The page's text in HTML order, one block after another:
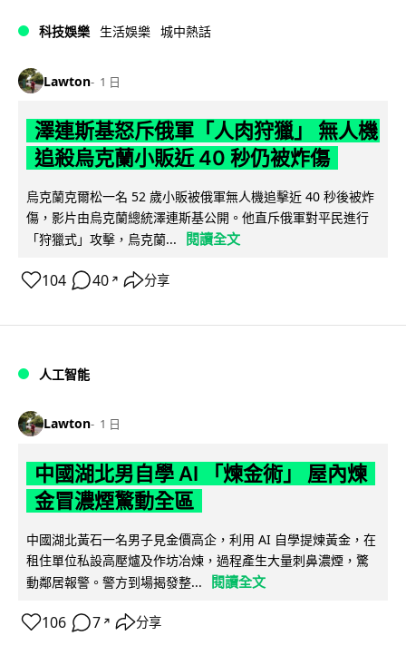
科技娛樂 生活娛樂 城中熱話
Lawton 1 日
澤連斯基怒斥俄軍「人肉狩獵」 無人機
追殺烏克蘭小販近 40 秒仍被炸傷
烏克蘭克爾松一名 52 歲小販被俄軍無人機追擊近 40 秒後被炸
傷，影片由烏克蘭總統澤連斯基公開。他直斥俄軍對平民進行
「狩獵式」攻擊，烏克蘭...
閱讀全文
104 40 ↗ 分享
人工智能
Lawton 1 日
中國湖北男自學 AI 「煉金術」 屋內煉
金冒濃煙驚動全區
中國湖北黃石一名男子見金價高企，利用 AI 自學提煉黃金，在
租住單位私設高壓爐及作坊冶煉，過程產生大量刺鼻濃煙，驚
動鄰居報警。警方到場揭發整...
閱讀全文
106 7 ↗ 分享